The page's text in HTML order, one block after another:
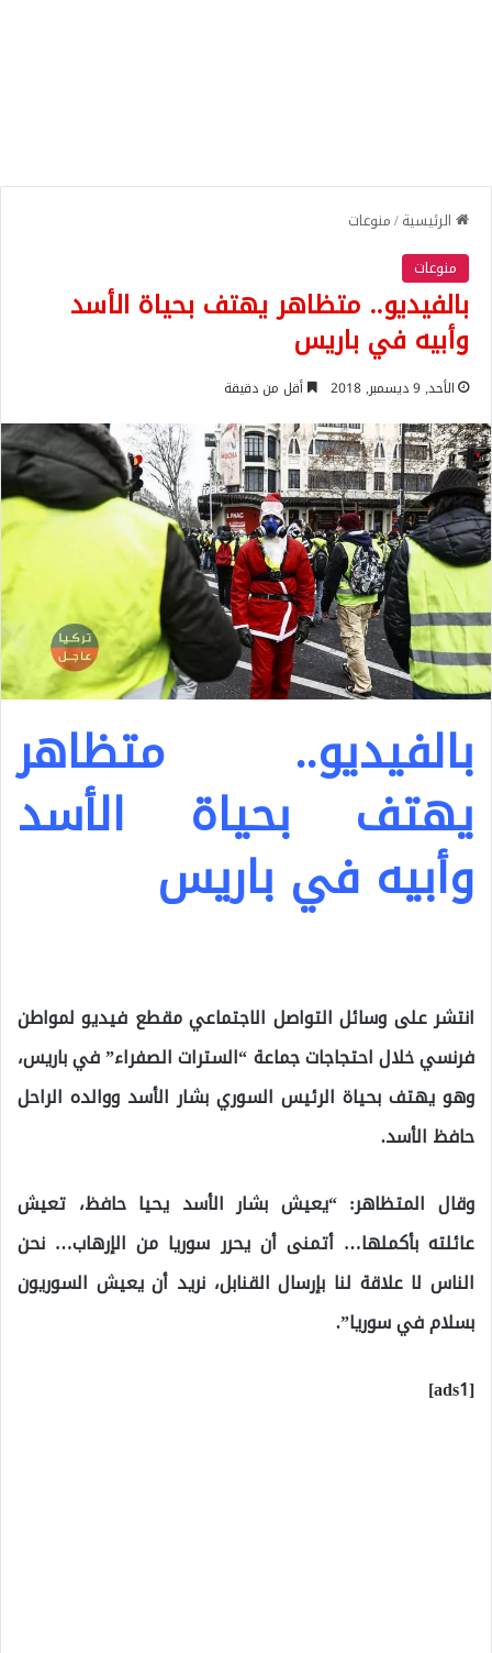
الرئيسية/منوعات
منوعات
بالفيديو.. متظاهر يهتف بحياة الأسد
وأبيه في باريس
الأحد, 9 ديسمبر, 2018 أقل من دقيقة
بالفيديو.. متظاهر
يهتف بحياة الأسد
وأبيه في باريس
انتشر على وسائل التواصل الاجتماعي مقطع فيديو لمواطن
فرنسي خلال احتجاجات جماعة “السترات الصفراء” في باريس،
وهو يهتف بحياة الرئيس السوري بشار الأسد ووالده الراحل
حافظ الأسد.
وقال المتظاهر: “يعيش بشار الأسد يحيا حافظ، تعيش
عائلته بأكملها… أتمنى أن يحرر سوريا من الإرهاب… نحن
الناس لا علاقة لنا بإرسال القنابل، نريد أن يعيش السوريون
بسلام في سوريا”.
[ads1]